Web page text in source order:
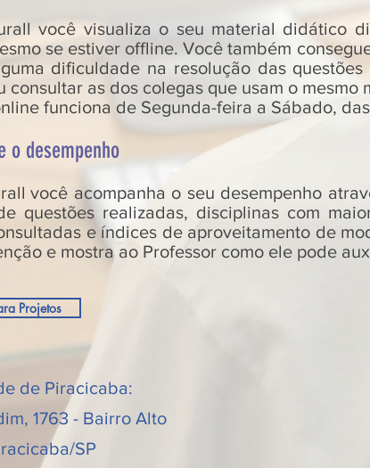
você visualiza o seu material didático
se estiver offline. Você também
dificuldade na resolução das
consultar as dos colegas que usam o mesmo
funciona de Segunda-feira a Sábado,
o desempenho
você acompanha o seu desempenho
questões realizadas, disciplinas com
e índices de aproveitamento de
e mostra ao Professor como ele pode
Projetos
de Piracicaba:
1763 - Bairro Alto
SP